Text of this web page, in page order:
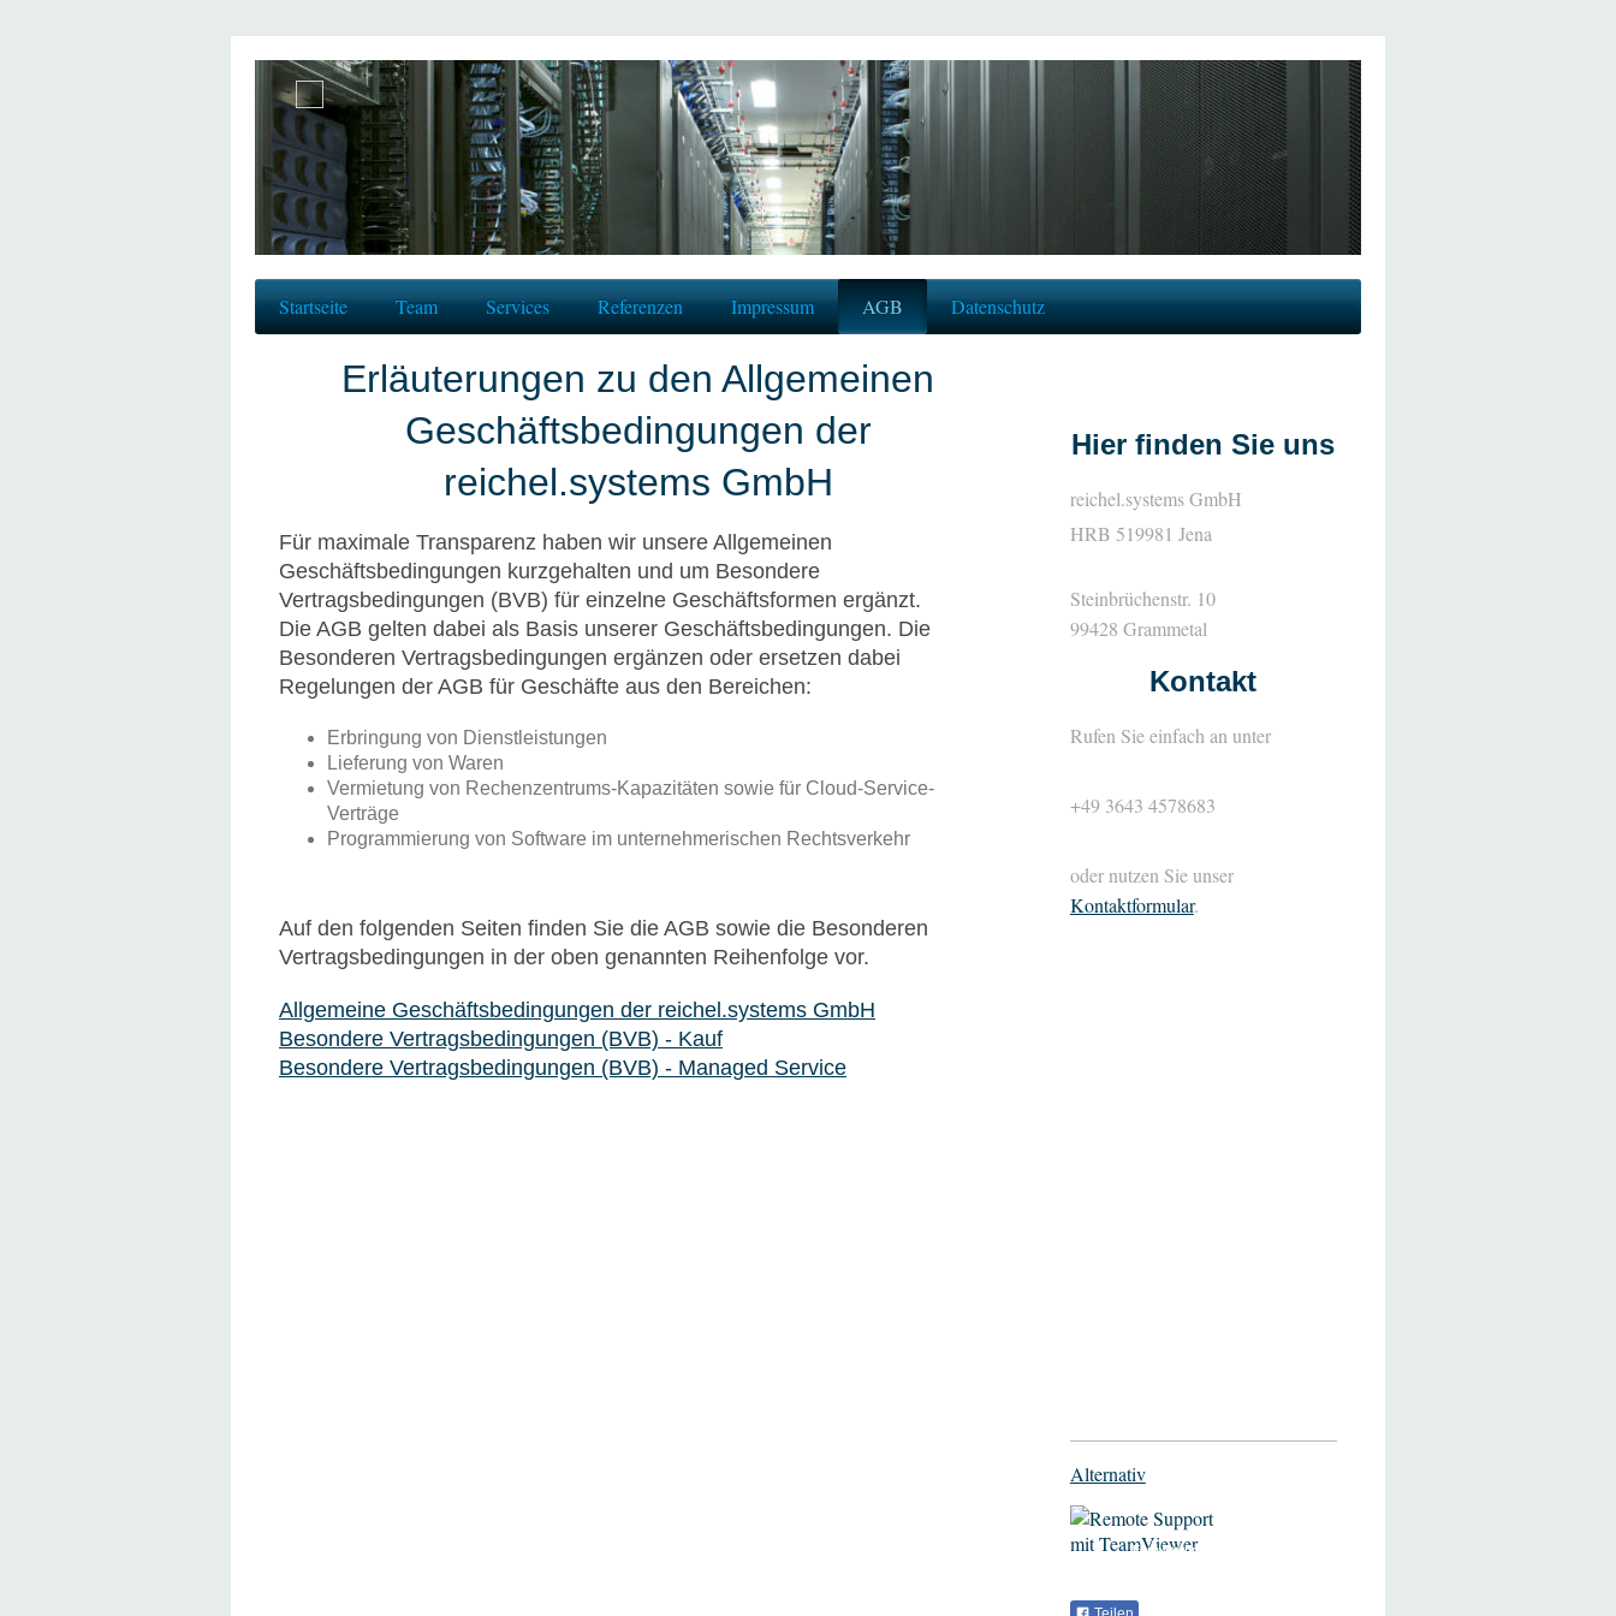
Startseite Team Services Referenzen Impressum AGB Datenschutz
Erläuterungen zu den Allgemeinen
Geschäftsbedingungen der
reichel.systems GmbH
Für maximale Transparenz haben wir unsere Allgemeinen
Geschäftsbedingungen kurzgehalten und um Besondere
Vertragsbedingungen (BVB) für einzelne Geschäftsformen ergänzt.
Die AGB gelten dabei als Basis unserer Geschäftsbedingungen. Die
Besonderen Vertragsbedingungen ergänzen oder ersetzen dabei
Regelungen der AGB für Geschäfte aus den Bereichen:
Erbringung von Dienstleistungen
Lieferung von Waren
Vermietung von Rechenzentrums-Kapazitäten sowie für Cloud-Service-
Verträge
Programmierung von Software im unternehmerischen Rechtsverkehr
Auf den folgenden Seiten finden Sie die AGB sowie die Besonderen
Vertragsbedingungen in der oben genannten Reihenfolge vor.
Allgemeine Geschäftsbedingungen der reichel.systems GmbH
Besondere Vertragsbedingungen (BVB) - Kauf
Besondere Vertragsbedingungen (BVB) - Managed Service
Hier finden Sie uns
reichel.systems GmbH
HRB 519981 Jena
Steinbrüchenstr. 10
99428 Grammetal
Kontakt
Rufen Sie einfach an unter
+49 3643 4578683
oder nutzen Sie unser
Kontaktformular.
Alternativ
Fernwartung